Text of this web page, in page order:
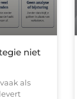
niet
als